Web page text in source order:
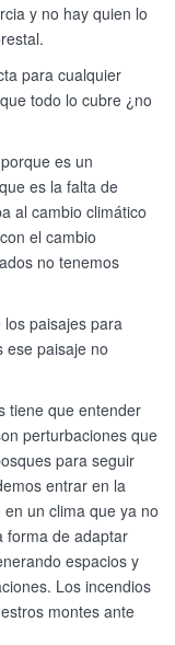
y no hay quien lo
para cualquier
todo lo cubre ¿no
es un
es la falta de
al cambio climático
el cambio
no tenemos
paisajes para
ese paisaje no
tiene que entender
perturbaciones que
para seguir
entrar en la
un clima que ya no
forma de adaptar
espacios y
Los incendios
montes ante